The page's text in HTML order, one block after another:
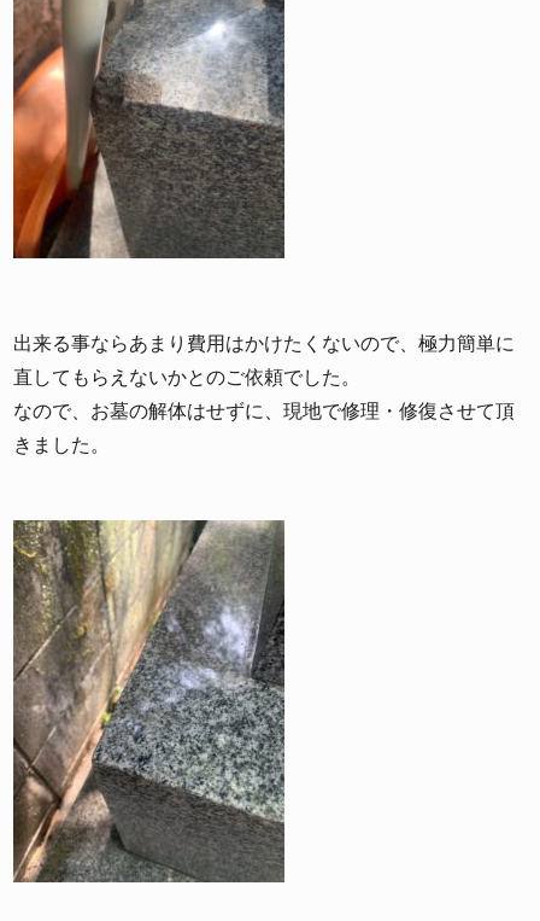
出来る事ならあまり費用はかけたくないので、極力簡単に
直してもらえないかとのご依頼でした。
なので、お墓の解体はせずに、現地で修理・修復させて頂
きました。